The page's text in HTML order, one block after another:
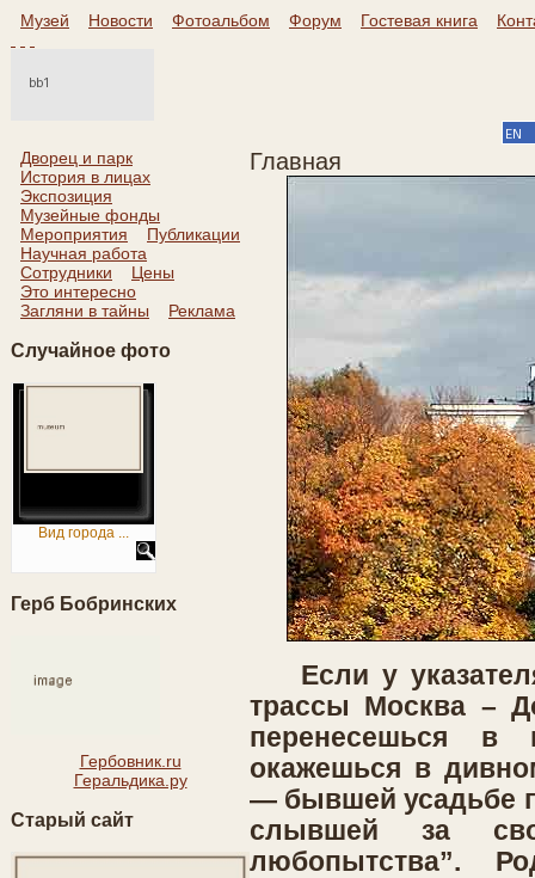
Музей Новости Фотоальбом Форум Гостевая книга
Дворец и парк
История в лицах
Экспозиция
Музейные фонды
Мероприятия
Публикации
Научная работа
Сотрудники
Цены
Это интересно
Загляни в тайны
Реклама
Случайное фото
Вид города ...
Герб Бобринских
Гербовник.ru
Геральдика.ру
Старый сайт
Главная
Если у
трассы Москва –
перенесешься в
окажешься в
— бывшей усадьбе
слывшей за
любопытства”.